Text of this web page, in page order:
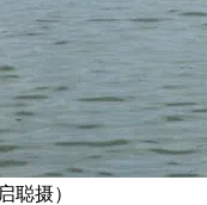
聪摄）